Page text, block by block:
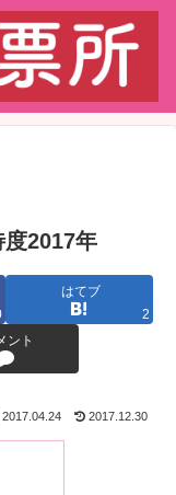
2017年
はてブ
2
ント
2017.04.24 2017.12.30